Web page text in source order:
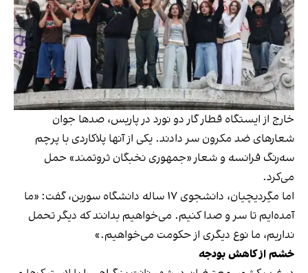
خارج از ایستگاه قطار گار دو نورد در پاریس، صدها جوان
شعارهای ضد مکرون سر دادند. یکی از آنها پلاکاردی با پرچم
سه‌رنگ فرانسه و شعار «جمهوری نخبگان ثروتمند» حمل
می‌کرد.
اما مگِردیچیان، دانشجوی ۱۷ ساله دانشگاه سوربن، گفت: «ما
آمده‌ایم تا سر و صدا کنیم. می‌خواهیم بدانند که دیگر تحمل
نداریم، ما نوع دیگری از حکومت می‌خواهیم.»
خشم از کاهش بودجه